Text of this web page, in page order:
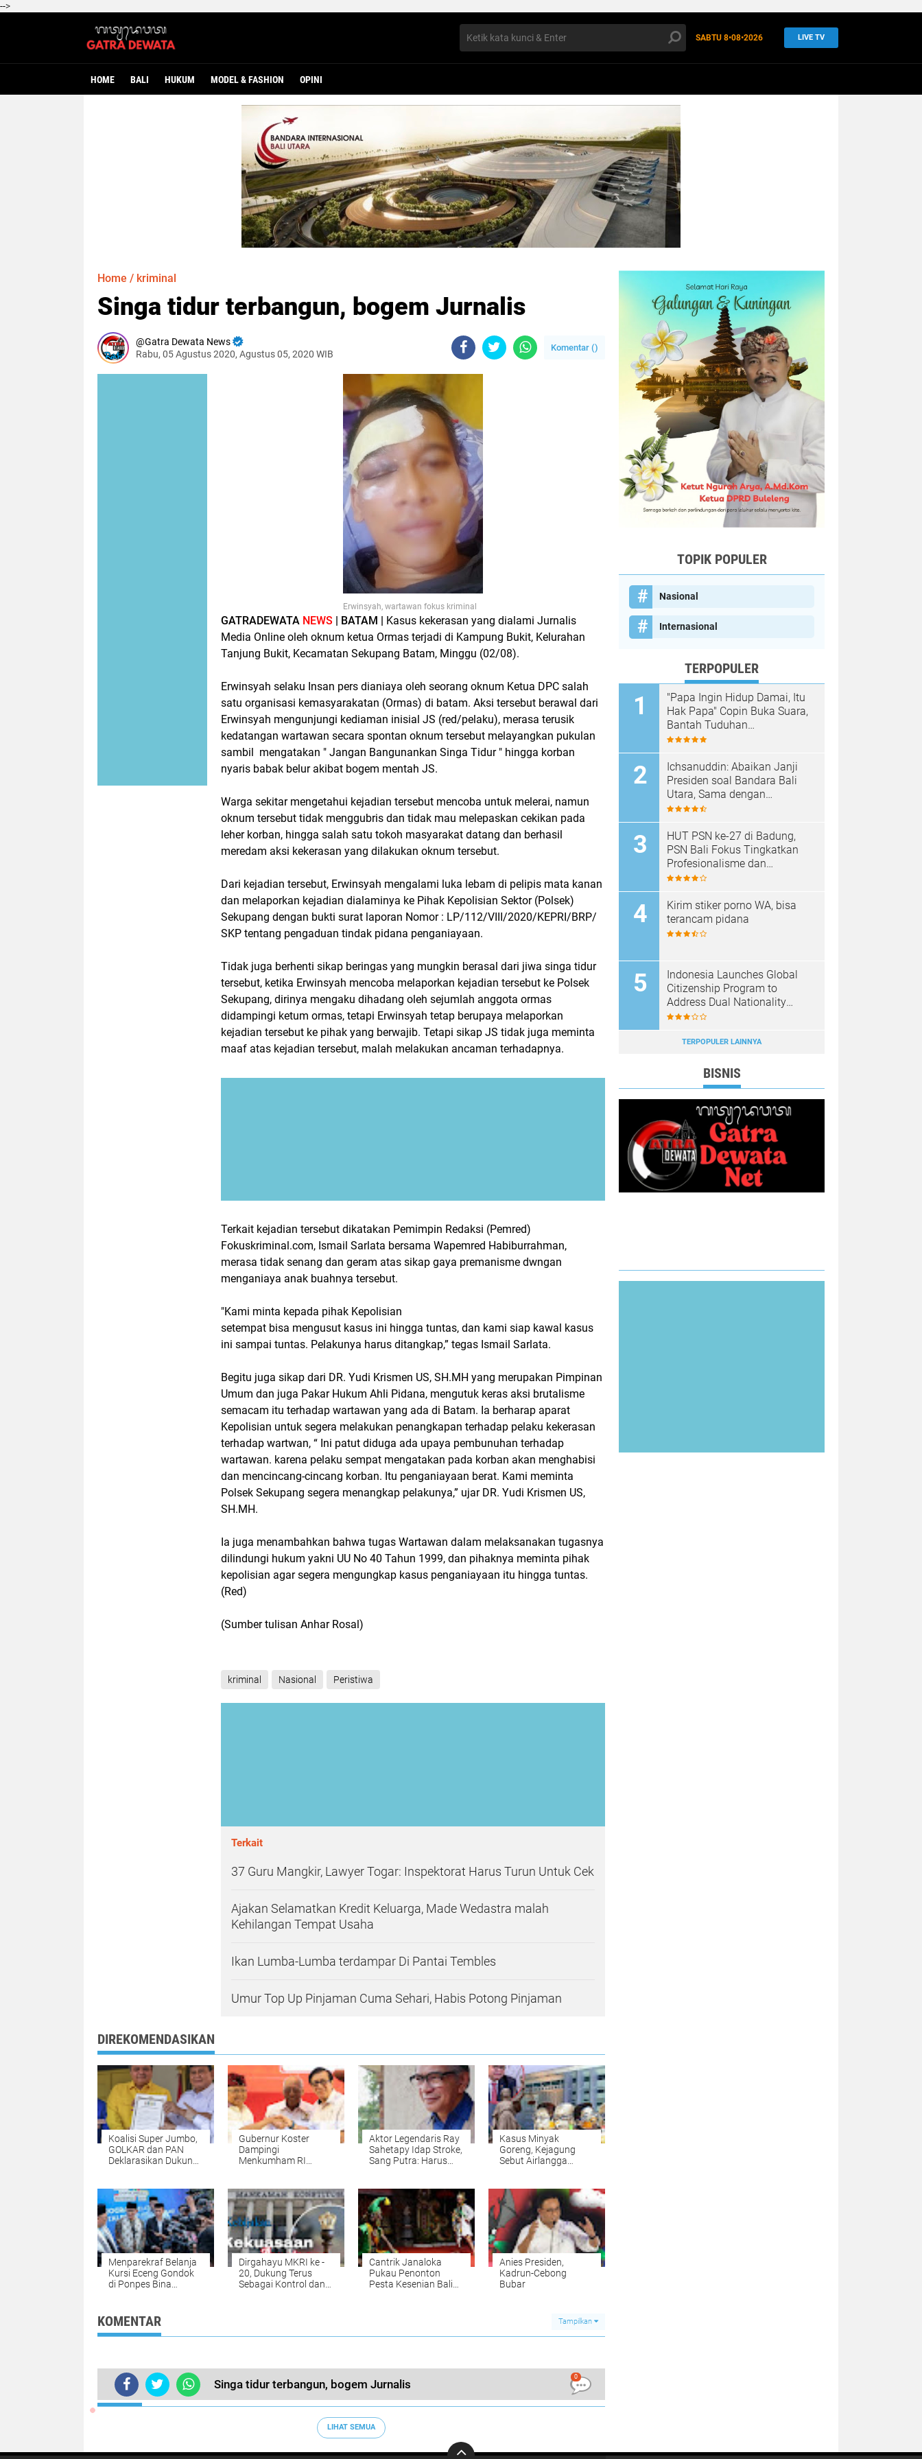
-->
SABTU 8•08•2026 LIVE TV
HOME BALI HUKUM MODEL & FASHION OPINI
Home / kriminal
Singa tidur terbangun, bogem Jurnalis
Gatra Dewata News
Rabu, 05 Agustus 2020, Agustus 05, 2020 WIB
Komentar ()
Erwinsyah, wartawan fokus kriminal
GATRADEWATA NEWS | BATAM | Kasus kekerasan yang dialami Jurnalis
Media Online oleh oknum ketua Ormas terjadi di Kampung Bukit, Kelurahan
Tanjung Bukit, Kecamatan Sekupang Batam, Minggu (02/08).
Erwinsyah selaku Insan pers dianiaya oleh seorang oknum Ketua DPC salah
satu organisasi kemasyarakatan (Ormas) di batam. Aksi tersebut berawal dari
Erwinsyah mengunjungi kediaman inisial JS (red/pelaku), merasa terusik
kedatangan wartawan secara spontan oknum tersebut melayangkan pukulan
sambil mengatakan " Jangan Bangunankan Singa Tidur " hingga korban
nyaris babak belur akibat bogem mentah JS.
Warga sekitar mengetahui kejadian tersebut mencoba untuk melerai, namun
oknum tersebut tidak menggubris dan tidak mau melepaskan cekikan pada
leher korban, hingga salah satu tokoh masyarakat datang dan berhasil
meredam aksi kekerasan yang dilakukan oknum tersebut.
Dari kejadian tersebut, Erwinsyah mengalami luka lebam di pelipis mata kanan
dan melaporkan kejadian dialaminya ke Pihak Kepolisian Sektor (Polsek)
Sekupang dengan bukti surat laporan Nomor : LP/112/VIII/2020/KEPRI/BRP/
SKP tentang pengaduan tindak pidana penganiayaan.
Tidak juga berhenti sikap beringas yang mungkin berasal dari jiwa singa tidur
tersebut, ketika Erwinsyah mencoba melaporkan kejadian tersebut ke Polsek
Sekupang, dirinya mengaku dihadang oleh sejumlah anggota ormas
didampingi ketum ormas, tetapi Erwinsyah tetap berupaya melaporkan
kejadian tersebut ke pihak yang berwajib. Tetapi sikap JS tidak juga meminta
maaf atas kejadian tersebut, malah melakukan ancaman terhadapnya.
Terkait kejadian tersebut dikatakan Pemimpin Redaksi (Pemred)
Fokuskriminal.com, Ismail Sarlata bersama Wapemred Habiburrahman,
merasa tidak senang dan geram atas sikap gaya premanisme dwngan
menganiaya anak buahnya tersebut.
"Kami minta kepada pihak Kepolisian
setempat bisa mengusut kasus ini hingga tuntas, dan kami siap kawal kasus
ini sampai tuntas. Pelakunya harus ditangkap,” tegas Ismail Sarlata.
Begitu juga sikap dari DR. Yudi Krismen US, SH.MH yang merupakan Pimpinan
Umum dan juga Pakar Hukum Ahli Pidana, mengutuk keras aksi brutalisme
semacam itu terhadap wartawan yang ada di Batam. Ia berharap aparat
Kepolisian untuk segera melakukan penangkapan terhadap pelaku kekerasan
terhadap wartwan, “ Ini patut diduga ada upaya pembunuhan terhadap
wartawan. karena pelaku sempat mengatakan pada korban akan menghabisi
dan mencincang-cincang korban. Itu penganiayaan berat. Kami meminta
Polsek Sekupang segera menangkap pelakunya,” ujar DR. Yudi Krismen US,
SH.MH.
Ia juga menambahkan bahwa tugas Wartawan dalam melaksanakan tugasnya
dilindungi hukum yakni UU No 40 Tahun 1999, dan pihaknya meminta pihak
kepolisian agar segera mengungkap kasus penganiayaan itu hingga tuntas.
(Red)
(Sumber tulisan Anhar Rosal)
kriminal Nasional Peristiwa
Terkait
37 Guru Mangkir, Lawyer Togar: Inspektorat Harus Turun Untuk Cek
Ajakan Selamatkan Kredit Keluarga, Made Wedastra malah
Kehilangan Tempat Usaha
Ikan Lumba-Lumba terdampar Di Pantai Tembles
Umur Top Up Pinjaman Cuma Sehari, Habis Potong Pinjaman
DIREKOMENDASIKAN
Koalisi Super Jumbo,
GOLKAR dan PAN
Deklarasikan Dukung
Gubernur Koster
Dampingi
Menkumham RI
Aktor Legendaris Ray
Sahetapy Idap Stroke,
Sang Putra: Harus
Kasus Minyak
Goreng, Kejagung
Sebut Airlangga
Menparekraf Belanja
Kursi Eceng Gondok
di Ponpes Bina
Dirgahayu MKRI ke -
20, Dukung Terus
Sebagai Kontrol dan
Cantrik Janaloka
Pukau Penonton
Pesta Kesenian Bali
Anies Presiden,
Kadrun-Cebong
Bubar
KOMENTAR Tampilkan
Singa tidur terbangun, bogem Jurnalis
0
TERKINI
LIHAT SEMUA
TOPIK POPULER
Nasional
Internasional
TERPOPULER
"Papa Ingin Hidup Damai, Itu
Hak Papa" Copin Buka Suara,
Bantah Tuduhan
Pembongkaran Merajan di
Ichsanuddin: Abaikan Janji
Presiden soal Bandara Bali
Utara, Sama dengan
Membangkang Kebijakan
HUT PSN ke-27 di Badung,
PSN Bali Fokus Tingkatkan
Profesionalisme dan
Kesejahteraan Pinandita
Kirim stiker porno WA, bisa
terancam pidana
Indonesia Launches Global
Citizenship Program to
Address Dual Nationality
Issues
TERPOPULER LAINNYA
BISNIS